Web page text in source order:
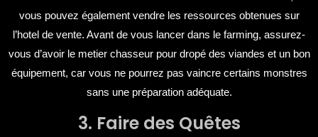
vous pouvez également vendre les ressources obtenues sur
l’hotel de vente. Avant de vous lancer dans le farming, assurez-
vous d’avoir le metier chasseur pour dropé des viandes et un bon
équipement, car vous ne pourrez pas vaincre certains monstres
sans une préparation adéquate.
3. Faire des Quêtes